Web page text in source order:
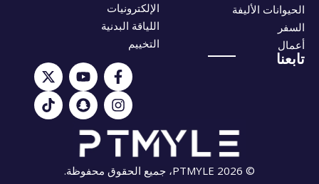
الحيوانات الأليفة
السفر
أعمال
الإلكترونيات
اللياقة البدنية
التخييم
تابعنا
© 2026 PTMYLE، جميع الحقوق محفوظة.